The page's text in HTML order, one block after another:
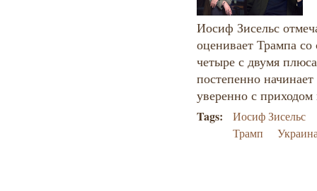
Иосиф Зисельс
оценивает Трампа
четыре с двумя
постепенно начинает
уверенно с
Tags:
Иосиф Зисельс
Трамп